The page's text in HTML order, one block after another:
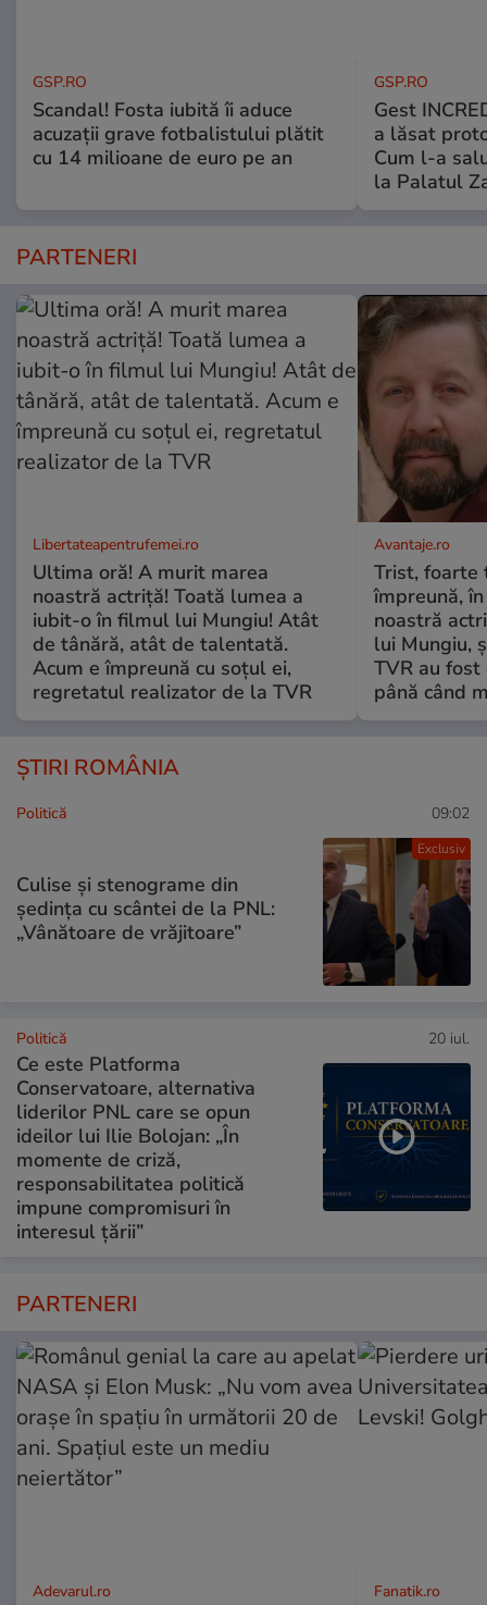
GSP.RO
Scandal! Fosta iubită îi aduce
acuzații grave fotbalistului plătit
cu 14 milioane de euro pe an
GSP.RO
Gest
a lăsat
Cum l-a
la Palatul
PARTENERI
Libertateapentrufemei.ro
Ultima oră! A murit marea
noastră actriță! Toată lumea a
iubit-o în filmul lui Mungiu! Atât
de tânără, atât de talentată.
Acum e împreună cu soțul ei,
regretatul realizator de la TVR
Avantaje.ro
Trist, foarte
împreună,
noastră
lui Mungiu,
TVR au
până când
ȘTIRI ROMÂNIA
Exclusiv
Politică 09:02
Culise și stenograme din
ședința cu scântei de la PNL:
„Vânătoare de vrăjitoare”
Politică 20 iul.
Ce este Platforma
Conservatoare, alternativa
liderilor PNL care se opun
ideilor lui Ilie Bolojan: „În
momente de criză,
responsabilitatea politică
impune compromisuri în
interesul țării”
PARTENERI
Adevarul.ro Fanatik.ro